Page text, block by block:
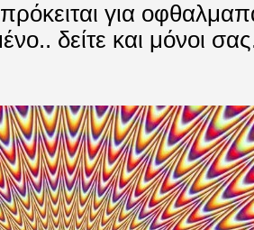
για
δείτε και μόνοι